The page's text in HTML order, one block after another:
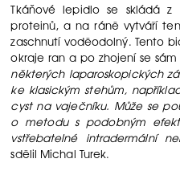
Tkáňové lepidlo se skládá z
proteinů, a na ráně vytváří
zaschnutí voděodolný. Tento
okraje ran a po zhojení se
některých laparoskopických
ke klasickým stehům,
cyst na vaječníku. Může se
o metodu s podobným
vstřebatelné intradermální
sdělil Michal Turek.